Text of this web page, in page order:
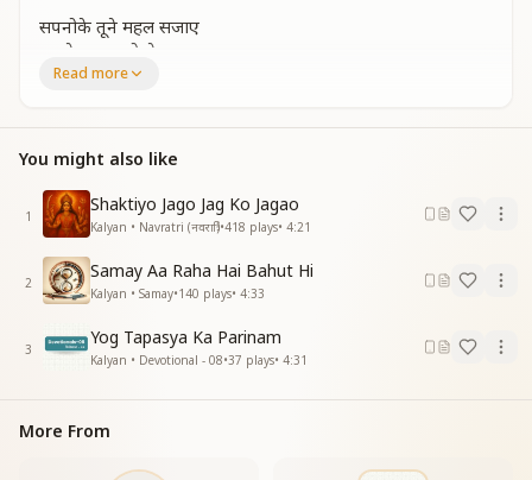
सपनोके तूने महल सजाए
अपने बनाए जो थे पराए
साथी तेरा वहीं है पुराना
विनाशी सहारे देह अपनाए
बुझी ज्योति को फिर से जगाना
चलो आत्माओं अब घर है जाना
अब घर है जाना
देखो बुलाए पिता वो पुराना
चलो आत्माओं अब घर है जाना
अब घर है जाना
Read more
You might also like
1
Shaktiyo Jago Jag Ko Jagao
Kalyan • Navratri (नवरात्रि)•418 plays• 4:21
2
Samay Aa Raha Hai Bahut Hi
Kalyan • Samay•140 plays• 4:33
3
Yog Tapasya Ka Parinam
Kalyan • Devotional - 08•37 plays• 4:31
More From